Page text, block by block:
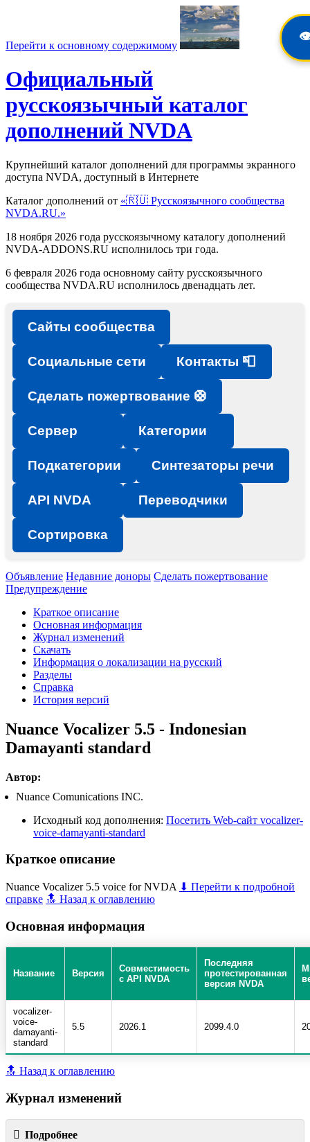
Перейти к основному содержимому
Официальный
русскоязычный каталог
дополнений NVDA
Крупнейший каталог дополнений для программы экранного
доступа NVDA, доступный в Интернете
Каталог дополнений от «🇷🇺 Русскоязычного сообщества
NVDA.RU.»
18 ноября 2026 года русскоязычному каталогу дополнений
NVDA-ADDONS.RU исполнилось три года.
6 февраля 2026 года основному сайту русскоязычного
сообщества NVDA.RU исполнилось двенадцать лет.
Сайты сообщества
Социальные сети Контакты 📮
Сделать пожертвование 🛟
Сервер Категории
Подкатегории Синтезаторы речи
API NVDA Переводчики
Сортировка
Объявление Недавние доноры Сделать пожертвование
Предупреждение
Краткое описание
Основная информация
Журнал изменений
Скачать
Информация о локализации на русский
Разделы
Справка
История версий
Nuance Vocalizer 5.5 - Indonesian
Damayanti standard
Автор:
Nuance Comunications INC.
Исходный код дополнения: Посетить Web-сайт vocalizer-
voice-damayanti-standard
Краткое описание
Nuance Vocalizer 5.5 voice for NVDA ⬇ Перейти к подробной
справке 🔝 Назад к оглавлению
Основная информация
Название Версия
Совместимость
с API NVDA
Последняя
протестированная
версия NVDA
vocalizer-
voice-
damayanti-
standard
5.5 2026.1 2099.4.0
🔝 Назад к оглавлению
Журнал изменений
Подробнее